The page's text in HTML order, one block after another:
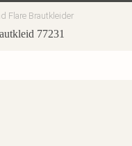
Flare Brautkleider
77231